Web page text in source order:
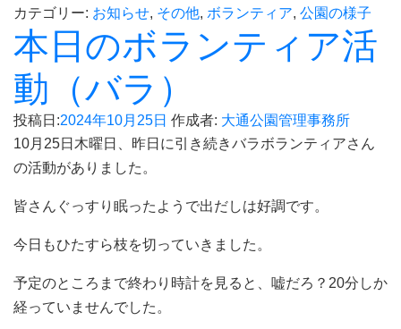
カテゴリー: お知らせ, その他, ボランティア, 公園の様子
本日のボランティア活
動（バラ）
投稿日:2024年10月25日 作成者: 大通公園管理事務所
10月25日木曜日、昨日に引き続きバラボランティアさん
の活動がありました。
皆さんぐっすり眠ったようで出だしは好調です。
今日もひたすら枝を切っていきました。
予定のところまで終わり時計を見ると、嘘だろ？20分しか
経っていませんでした。